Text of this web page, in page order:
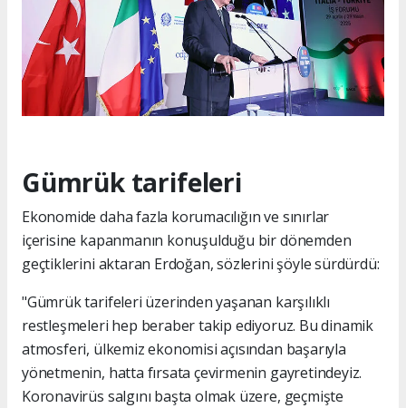
Gümrük tarifeleri
Ekonomide daha fazla korumacılığın ve sınırlar
içerisine kapanmanın konuşulduğu bir dönemden
geçtiklerini aktaran Erdoğan, sözlerini şöyle sürdürdü:
"Gümrük tarifeleri üzerinden yaşanan karşılıklı
restleşmeleri hep beraber takip ediyoruz. Bu dinamik
atmosferi, ülkemiz ekonomisi açısından başarıyla
yönetmenin, hatta fırsata çevirmenin gayretindeyiz.
Koronavirüs salgını başta olmak üzere, geçmişte